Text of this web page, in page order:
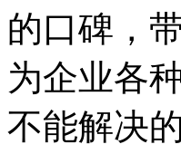
的口碑，
为企业各
不能解决